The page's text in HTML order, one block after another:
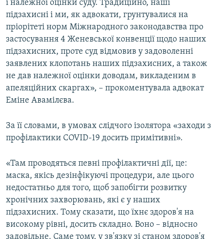
і належної оцінки суду. Традиційно, наші
підзахисні і ми, як адвокати, грунтувалися на
пріорітеті норм Міжнародного законодавства про
застосування 4 Женевської конвенції щодо наших
підзахисних, проте суд відмовив у задоволенні
заявлених клопотань наших підзахисних, а також
не дав належної оцінки доводам, викладеним в
апеляційних скаргах», – прокоментувала адвокат
Еміне Авамілєва.
За її словами, в умовах слідчого ізолятора «заходи з
профілактики COVID-19 досить примітивні».
«Там проводяться певні профілактичні дії, це:
маска, якісь дезінфікуючі процедури, але цього
недостатньо для того, щоб запобігти розвитку
хронічних захворювань, які є у наших
підзахисних. Тому сказати, що їхнє здоров'я на
високому рівні, досить складно. Воно – відносно
задовільне. Саме тому, у зв'язку зі станом здоров'я